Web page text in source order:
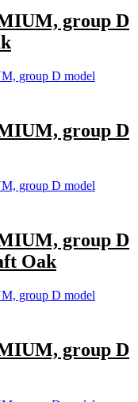
group D
group D
group D
Oak
group D